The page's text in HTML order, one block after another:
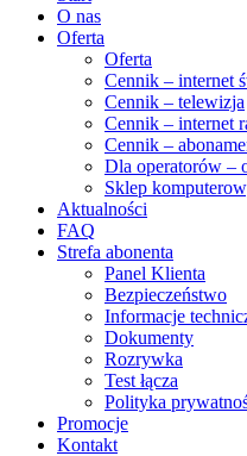
O nas
Oferta
Oferta
Cennik – internet
Cennik – telewizja
Cennik – internet
Cennik –
Dla operatorów –
Sklep
Aktualności
FAQ
Strefa abonenta
Panel Klienta
Bezpieczeństwo
Informacje
Dokumenty
Rozrywka
Test łącza
Polityka
Promocje
Kontakt